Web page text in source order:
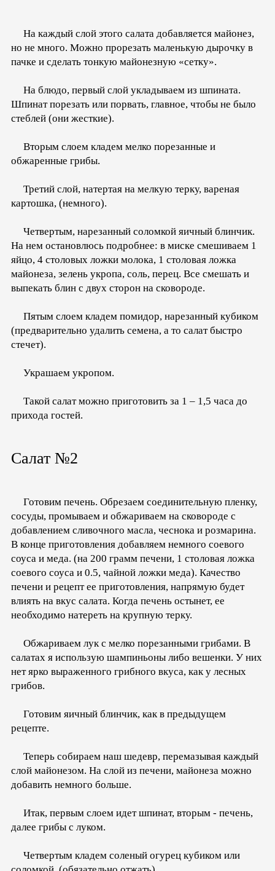
На каждый слой этого салата добавляется майонез,
но не много. Можно прорезать маленькую дырочку в
пачке и сделать тонкую майонезную «сетку».
На блюдо, первый слой укладываем из шпината.
Шпинат порезать или порвать, главное, чтобы не было
стеблей (они жесткие).
Вторым слоем кладем мелко порезанные и
обжаренные грибы.
Третий слой, натертая на мелкую терку, вареная
картошка, (немного).
Четвертым, нарезанный соломкой яичный блинчик.
На нем остановлюсь подробнее: в миске смешиваем 1
яйцо, 4 столовых ложки молока, 1 столовая ложка
майонеза, зелень укропа, соль, перец. Все смешать и
выпекать блин с двух сторон на сковороде.
Пятым слоем кладем помидор, нарезанный кубиком
(предварительно удалить семена, а то салат быстро
стечет).
Украшаем укропом.
Такой салат можно приготовить за 1 – 1,5 часа до
прихода гостей.
Салат №2
Готовим печень. Обрезаем соединительную пленку,
сосуды, промываем и обжариваем на сковороде с
добавлением сливочного масла, чеснока и розмарина.
В конце приготовления добавляем немного соевого
соуса и меда. (на 200 грамм печени, 1 столовая ложка
соевого соуса и 0.5, чайной ложки меда). Качество
печени и рецепт ее приготовления, напрямую будет
влиять на вкус салата. Когда печень остынет, ее
необходимо натереть на крупную терку.
Обжариваем лук с мелко порезанными грибами. В
салатах я использую шампиньоны либо вешенки. У них
нет ярко выраженного грибного вкуса, как у лесных
грибов.
Готовим яичный блинчик, как в предыдущем
рецепте.
Теперь собираем наш шедевр, перемазывая каждый
слой майонезом. На слой из печени, майонеза можно
добавить немного больше.
Итак, первым слоем идет шпинат, вторым - печень,
далее грибы с луком.
Четвертым кладем соленый огурец кубиком или